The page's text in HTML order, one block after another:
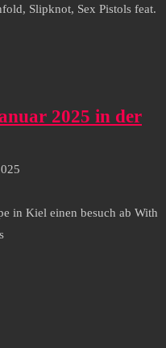
Slipknot, Sex Pistols feat.
2025 in der
in Kiel einen besuch ab With